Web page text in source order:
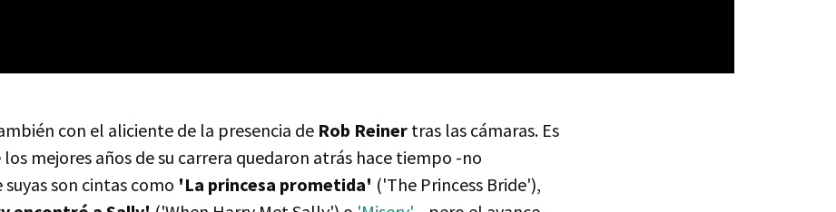
con el aliciente de la presencia de Rob Reiner tras las cámaras. Es
mejores años de su carrera quedaron atrás hace tiempo -no
son cintas como 'La princesa prometida' ('The Princess Bride'),